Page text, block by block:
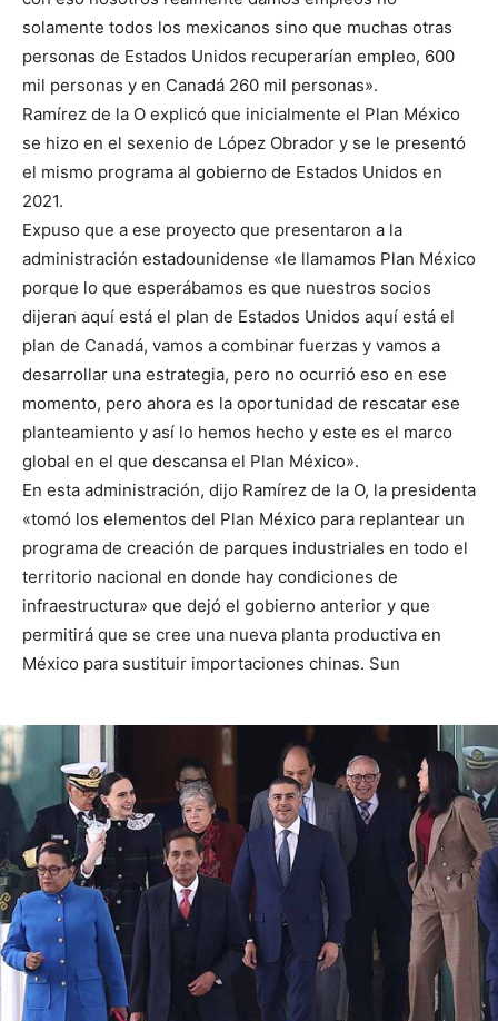
solamente todos los mexicanos sino que muchas otras
personas de Estados Unidos recuperarían empleo, 600
mil personas y en Canadá 260 mil personas».
Ramírez de la O explicó que inicialmente el Plan México
se hizo en el sexenio de López Obrador y se le presentó
el mismo programa al gobierno de Estados Unidos en
2021.
Expuso que a ese proyecto que presentaron a la
administración estadounidense «le llamamos Plan México
porque lo que esperábamos es que nuestros socios
dijeran aquí está el plan de Estados Unidos aquí está el
plan de Canadá, vamos a combinar fuerzas y vamos a
desarrollar una estrategia, pero no ocurrió eso en ese
momento, pero ahora es la oportunidad de rescatar ese
planteamiento y así lo hemos hecho y este es el marco
global en el que descansa el Plan México».
En esta administración, dijo Ramírez de la O, la presidenta
«tomó los elementos del Plan México para replantear un
programa de creación de parques industriales en todo el
territorio nacional en donde hay condiciones de
infraestructura» que dejó el gobierno anterior y que
permitirá que se cree una nueva planta productiva en
México para sustituir importaciones chinas. Sun